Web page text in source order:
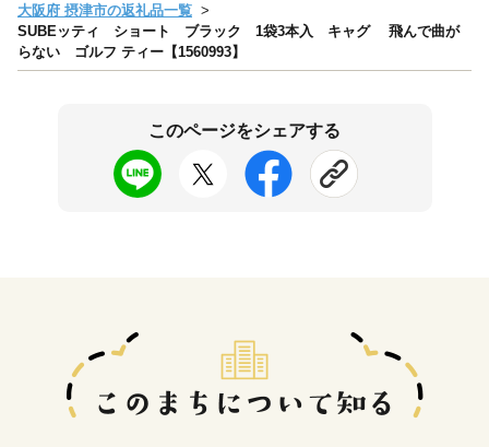
大阪府 摂津市の返礼品一覧
SUBEッティ ショート ブラック 1袋3本入 キャグ 飛んで曲が
らない ゴルフ ティー【1560993】
このページをシェアする